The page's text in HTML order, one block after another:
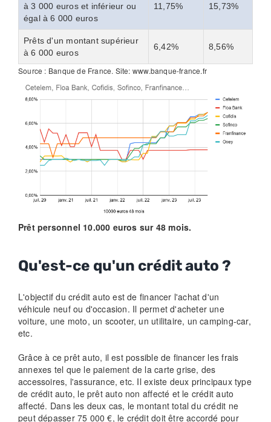
à 3 000 euros et inférieur ou
égal à 6 000 euros
11,75% 15,73%
Prêts d'un montant supérieur
à 6 000 euros
6,42% 8,56%
Source : Banque de France. Site: www.banque-france.fr
Prêt personnel 10.000 euros sur 48 mois.
Qu'est-ce qu'un crédit auto ?
L'objectif du crédit auto est de financer l'achat d'un
véhicule neuf ou d'occasion. Il permet d'acheter une
voiture, une moto, un scooter, un utilitaire, un camping-car,
etc.
Grâce à ce prêt auto, il est possible de financer les frais
annexes tel que le paiement de la carte grise, des
accessoires, l'assurance, etc. Il existe deux principaux type
de crédit auto, le prêt auto non affecté et le crédit auto
affecté. Dans les deux cas, le montant total du crédit ne
peut dépasser 75 000 €, le crédit doit être accordé pour